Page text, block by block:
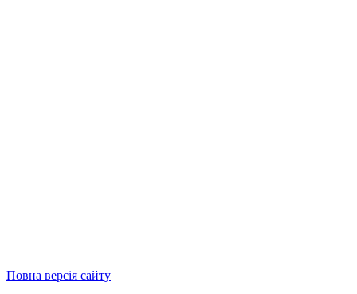
Повна версія сайту